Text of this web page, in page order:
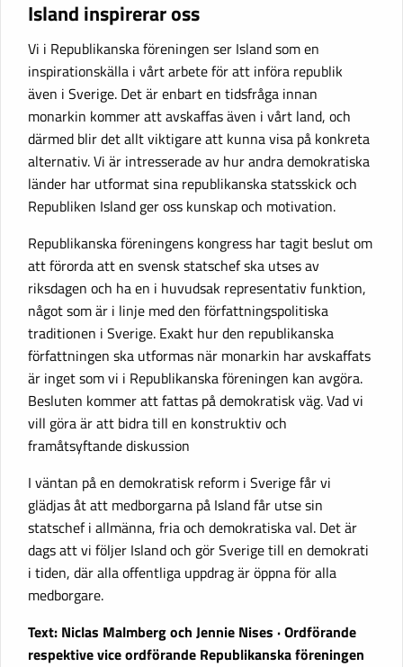
Island inspirerar oss
Vi i Republikanska föreningen ser Island som en
inspirationskälla i vårt arbete för att införa republik
även i Sverige. Det är enbart en tidsfråga innan
monarkin kommer att avskaffas även i vårt land, och
därmed blir det allt viktigare att kunna visa på konkreta
alternativ. Vi är intresserade av hur andra demokratiska
länder har utformat sina republikanska statsskick och
Republiken Island ger oss kunskap och motivation.
Republikanska föreningens kongress har tagit beslut om
att förorda att en svensk statschef ska utses av
riksdagen och ha en i huvudsak representativ funktion,
något som är i linje med den författningspolitiska
traditionen i Sverige. Exakt hur den republikanska
författningen ska utformas när monarkin har avskaffats
är inget som vi i Republikanska föreningen kan avgöra.
Besluten kommer att fattas på demokratisk väg. Vad vi
vill göra är att bidra till en konstruktiv och
framåtsyftande diskussion
I väntan på en demokratisk reform i Sverige får vi
glädjas åt att medborgarna på Island får utse sin
statschef i allmänna, fria och demokratiska val. Det är
dags att vi följer Island och gör Sverige till en demokrati
i tiden, där alla offentliga uppdrag är öppna för alla
medborgare.
Text: Niclas Malmberg och Jennie Nises · Ordförande
respektive vice ordförande Republikanska föreningen